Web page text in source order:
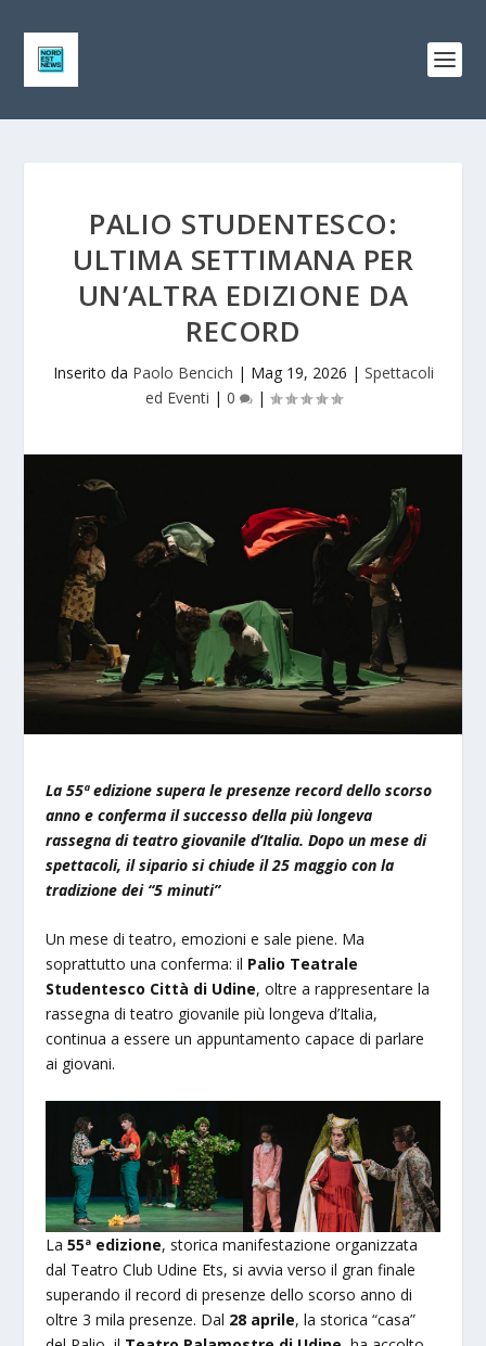
PALIO STUDENTESCO:
ULTIMA SETTIMANA PER
UN’ALTRA EDIZIONE DA
RECORD
Inserito da Paolo Bencich | Mag 19, 2026 | Spettacoli
ed Eventi | 0 |
La 55ª edizione supera le presenze record dello scorso
anno e conferma il successo della più longeva
rassegna di teatro giovanile d’Italia. Dopo un mese di
spettacoli, il sipario si chiude il 25 maggio con la
tradizione dei “5 minuti”
Un mese di teatro, emozioni e sale piene. Ma
soprattutto una conferma: il Palio Teatrale
Studentesco Città di Udine, oltre a rappresentare la
rassegna di teatro giovanile più longeva d’Italia,
continua a essere un appuntamento capace di parlare
ai giovani.
La55ª edizione, storica manifestazione organizzata
dal Teatro Club Udine Ets, si avvia verso il gran finale
superando il record di presenze dello scorso anno di
oltre 3 mila presenze. Dal 28 aprile, la storica “casa”